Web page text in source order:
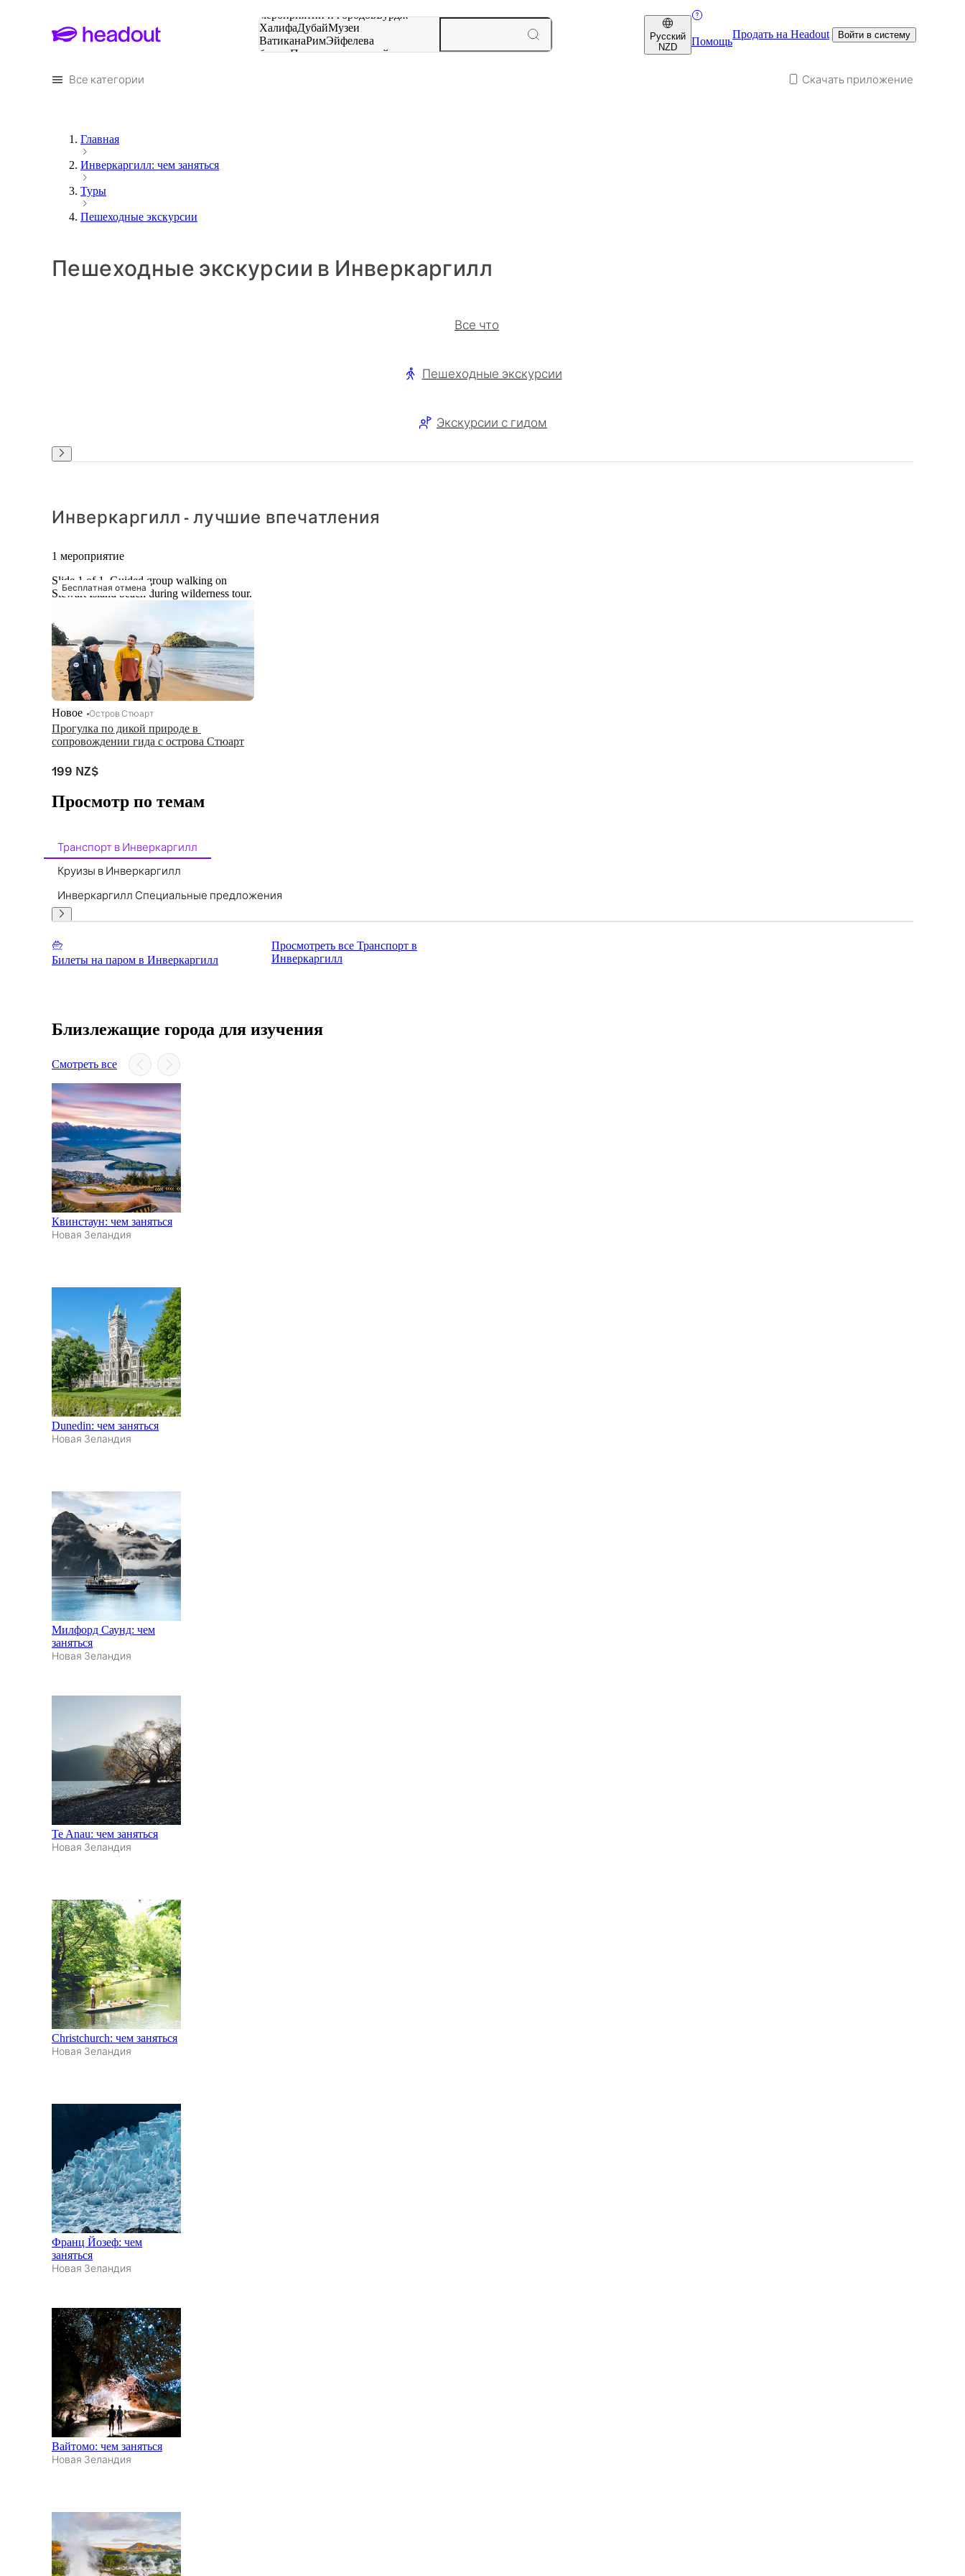
мероприятий и городовБурдж-
ХалифаДубайМузеи
ВатиканаРимЭйфелева
башняПарижмероприятий и
Русский
NZD
Помощь
Продать на Headout Войти в систему
Все категории Скачать приложение
Главная
Инверкаргилл: чем заняться
Туры
Пешеходные экскурсии
Пешеходные экскурсии в Инверкаргилл
Все что
Пешеходные экскурсии
Экскурсии с гидом
Инверкаргилл - лучшие впечатления
1 мероприятие
Бесплатная отмена
Slide 1 of 1, Guided group walking on
Stewart Island beach during wilderness tour.
Прогулка по дикой природе в
сопровождении гида с острова Стюарт
Новое Остров Стюарт
199 NZ$
Просмотр по темам
Транспорт в Инверкаргилл
Круизы в Инверкаргилл
Инверкаргилл Специальные предложения
Билеты на паром в Инверкаргилл
Просмотреть все Транспорт в
Инверкаргилл
Близлежащие города для изучения
Смотреть все
Квинстаун: чем заняться
Новая Зеландия
Dunedin: чем заняться
Новая Зеландия
Милфорд Саунд: чем
заняться
Новая Зеландия
Te Anau: чем заняться
Новая Зеландия
Christchurch: чем заняться
Новая Зеландия
Франц Йозеф: чем
заняться
Новая Зеландия
Вайтомо: чем заняться
Новая Зеландия